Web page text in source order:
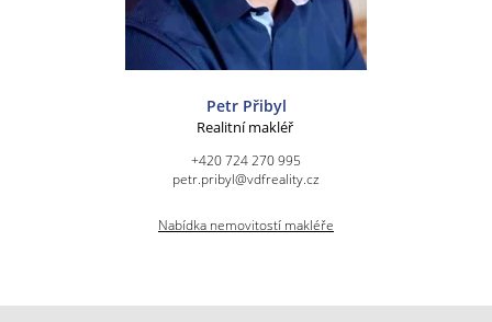
Petr Přibyl
Realitní makléř
+420 724 270 995
petr.pribyl@vdfreality.cz
Nabídka nemovitostí makléře